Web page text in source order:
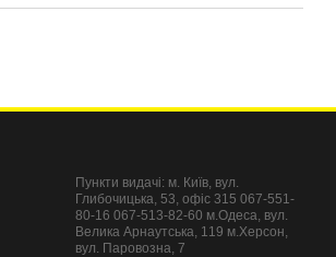
Пункти видачі: м. Київ, вул.
Глибочицька, 53, офіс 315 067-551-
80-16 067-513-82-60 м.Одеса, вул.
Велика Арнаутська, 119 м.Херсон,
вул. Паровозна, 7